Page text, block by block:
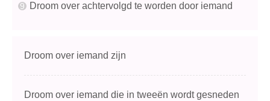
Droom over achtervolgd te worden door iemand
Droom over iemand zijn
Droom over iemand die in tweeën wordt gesneden